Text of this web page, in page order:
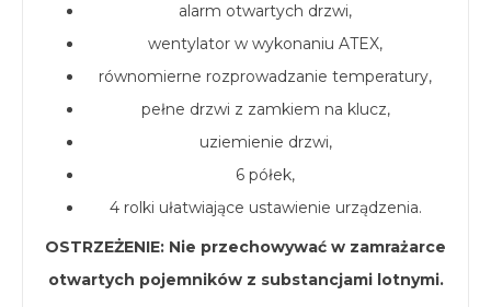
alarm otwartych drzwi,
wentylator w wykonaniu ATEX,
równomierne rozprowadzanie temperatury,
pełne drzwi z zamkiem na klucz,
uziemienie drzwi,
6 półek,
4 rolki ułatwiające ustawienie urządzenia.
OSTRZEŻENIE: Nie przechowywać w zamrażarce
otwartych pojemników z substancjami lotnymi.